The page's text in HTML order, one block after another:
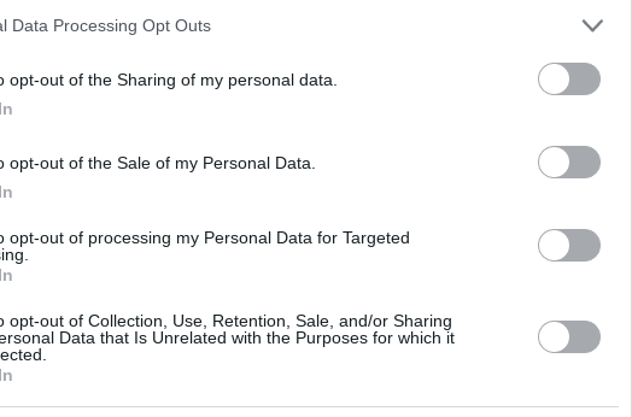
Data Processing Opt Outs
opt-out of the Sharing of my personal data.
opt-out of the Sale of my Personal Data.
opt-out of processing my Personal Data for Targeted
opt-out of Collection, Use, Retention, Sale, and/or Sharing
Data that Is Unrelated with the Purposes for which it
του Κ.Τ.Ε. Υγείας Ιωάννη Τσίμαρη, τη βουλευτή Νάντια
Καρχιμάκη, τον Γραμματέα του Τομέα Υγείας Γιώργο
μέλη της Νομαρχιακής Επιτροπής ΠΑΣΟΚ της περιοχής